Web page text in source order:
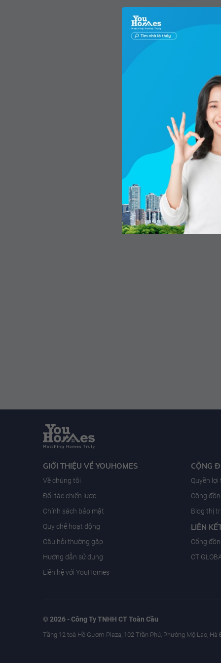
GIỚI THIỆU VỀ YOUHOMES
Về chúng tôi
Đối tác chiến lược
Chính sách bảo mật
Quy chế hoạt động
Câu hỏi thường gặp
Hướng dẫn sử dụng
Liên hệ với YouHomes
CỘNG
Quyền
Cộng
Blog thị
LIÊN
Cổng
CT
© 2026 - Công Ty TNHH CT Toàn Cầu
Tầng 12 toà Hồ Gươm Plaza, 102 Trần Phú, Phường Mộ Lao, Hà